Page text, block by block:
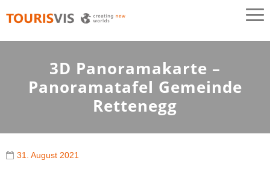
TOURISVIS
3D Panoramakarten aus Österreich
3D Panoramakarte –
Panoramatafel Gemeinde
Rettenegg
31. August 2021